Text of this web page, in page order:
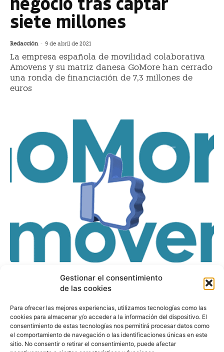
Gestionar el consentimiento
de las cookies
Para ofrecer las mejores experiencias, utilizamos tecnologías como las
cookies para almacenar y/o acceder a la información del dispositivo. El
consentimiento de estas tecnologías nos permitirá procesar datos como
el comportamiento de navegación o las identificaciones únicas en este
sitio. No consentir o retirar el consentimiento, puede afectar
siete millones
Redacción - 9 de abril de 2021
La empresa española de movilidad colaborativa
Amovens y su matriz danesa GoMore han cerrado
una ronda de financiación de 7,3 millones de
euros
La danesa GoMore
compra el negocio de
carsharing de la
española Amovens